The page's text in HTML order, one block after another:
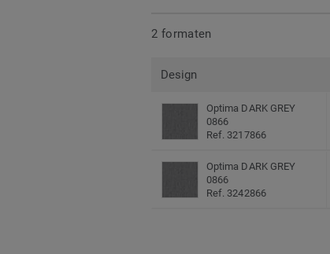
2 formaten
Design
Optima DARK GREY
0866
Ref. 3217866
Optima DARK GREY
0866
Ref. 3242866